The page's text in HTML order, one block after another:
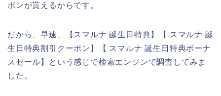
ポンが貰えるからです。
だから、早速、【スマルナ 誕生日特典】【 スマルナ 誕
生日特典割引クーポン】【 スマルナ 誕生日特典ボーナ
スセール】という感じで検索エンジンで調査してみま
した。